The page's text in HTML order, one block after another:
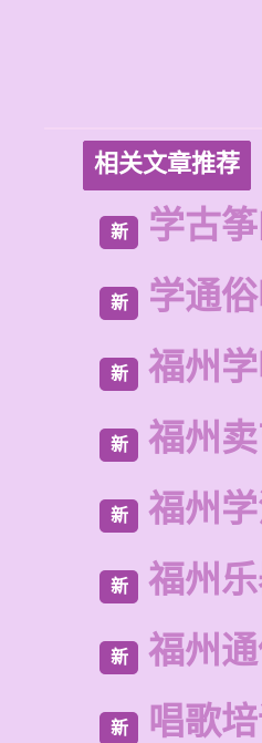
相关文章推荐
新 学古
新 学通
新 福州
新 福州
新 福州
新 福州
新 福州
新 唱歌